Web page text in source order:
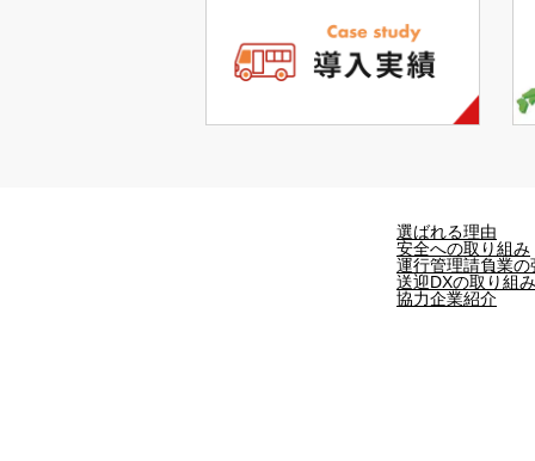
選ばれる理由
安全への取り組み
運行管理請負業の
送迎DXの取り組み
協力企業紹介